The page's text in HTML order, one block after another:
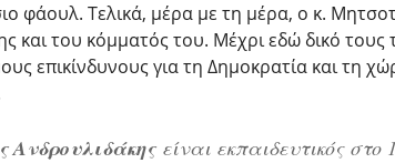
φάουλ. Τελικά, μέρα με τη μέρα, ο κ.
και του κόμματός του. Μέχρι εδώ δικό τους
επικίνδυνους για τη Δημοκρατία και τη
Ανδρουλιδάκηςείναι εκπαιδευτικός